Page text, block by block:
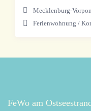
Mecklenburg-
Ferienwohnung /
FeWo am